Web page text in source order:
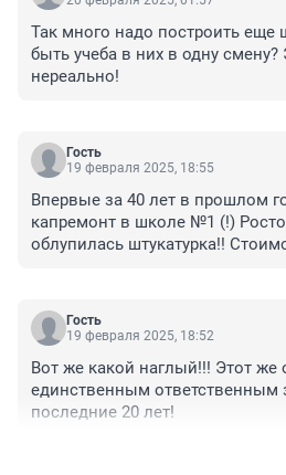
Так много надо построить еще
быть учеба в них в одну смену?
нереально!
Гость
19 февраля 2025, 18:55
Впервые за 40 лет в прошлом
капремонт в школе №1 (!)
облупилась штукатурка!!
Гость
19 февраля 2025, 18:52
Вот же какой наглый!!! Этот же
единственным ответственным
последние 20 лет!